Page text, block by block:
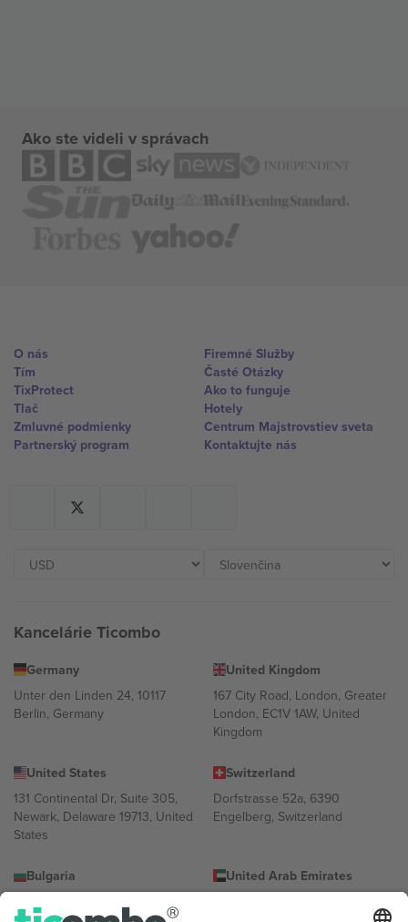
Ako ste videli v správach
O nás
Tím
TixProtect
Tlač
Zmluvné podmienky
Partnerský program
Firemné Služby
Časté Otázky
Ako to funguje
Hotely
Centrum Majstrovstiev sveta
Kontaktujte nás
Kancelárie Ticombo
Germany
Unter den Linden 24, 10117
Berlin, Germany
United Kingdom
167 City Road, London, Greater
London, EC1V 1AW, United
Kingdom
United States
131 Continental Dr, Suite 305,
Newark, Delaware 19713, United
States
Switzerland
Dorfstrasse 52a, 6390
Engelberg, Switzerland
Bulgaria
United Arab Emirates